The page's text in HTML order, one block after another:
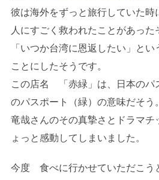
彼は海外をずっと旅行していた時
人にすごく救われたことがあった
「いつか台湾に恩返したい」と
ことにしたそうです。
この店名 「赤緑」は、日本のパ
のパスポート（緑）の意味だそう。
竜哉さんのその真摯さとドラマチ
ょっと感動してしまいました。
今度 食べに行かせていただこう